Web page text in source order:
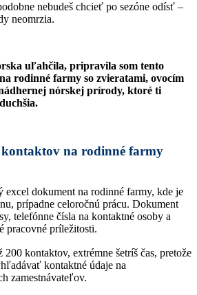
nebudeš chcieť po sezóne odísť –
neomrzia.
uľahčila, pripravila som tento
rodinné farmy so zvieratami, ovocím
nórskej prírody, ktoré ti
na rodinné farmy
excel dokument na rodinné farmy, kde je
prípadne celoročnú prácu. Dokument
telefónne čísla na kontaktné osoby a
pracovné príležitosti.
kontaktov, extrémne šetríš čas, pretože
kontaktné údaje na
zamestnávateľov.